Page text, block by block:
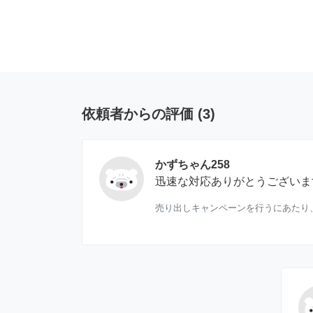
依頼者からの評価 (3)
かずちゃん258
迅速な対応ありがとうございま
売り出しキャンペーンを行うにあた